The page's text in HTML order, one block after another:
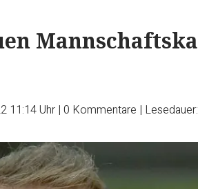
11:14 Uhr | 0 Kommentare |